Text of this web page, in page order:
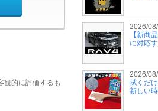
観的に評価するも
2026/
【新商
に対応
2026/
拭くだ
新しい